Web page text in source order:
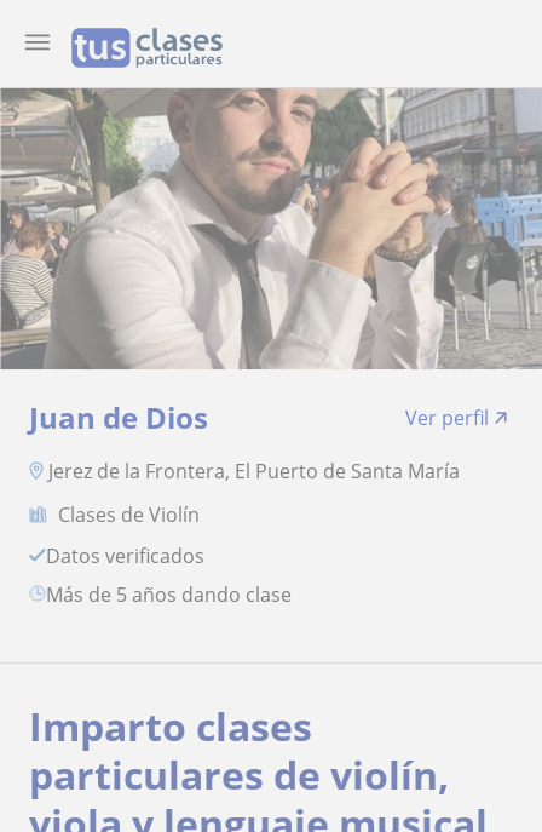
Juan de Dios
Ver perfil
Jerez de la Frontera, El Puerto de Santa María
Clases de Violín
Datos verificados
más de 5 años dando clase
Imparto clases
particulares de violín,